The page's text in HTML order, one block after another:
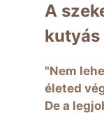
A
kutyás
"Nem
életed
De a